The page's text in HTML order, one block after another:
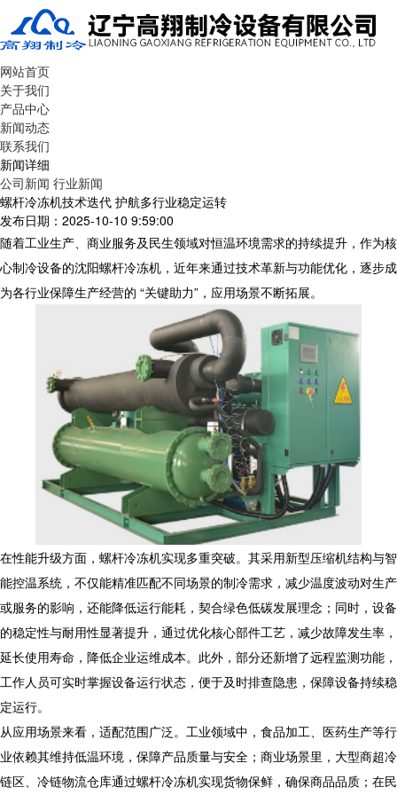
网站首页
关于我们
产品中心
新闻动态
联系我们
新闻详细
公司新闻 行业新闻
螺杆冷冻机技术迭代 护航多行业稳定运转
发布日期：2025-10-10 9:59:00
随着工业生产、商业服务及民生领域对恒温环境需求的持续提升，作为核
心制冷设备的沈阳螺杆冷冻机，近年来通过技术革新与功能优化，逐步成
为各行业保障生产经营的 “关键助力”，应用场景不断拓展。
在性能升级方面，螺杆冷冻机实现多重突破。其采用新型压缩机结构与智
能控温系统，不仅能精准匹配不同场景的制冷需求，减少温度波动对生产
或服务的影响，还能降低运行能耗，契合绿色低碳发展理念；同时，设备
的稳定性与耐用性显著提升，通过优化核心部件工艺，减少故障发生率，
延长使用寿命，降低企业运维成本。此外，部分还新增了远程监测功能，
工作人员可实时掌握设备运行状态，便于及时排查隐患，保障设备持续稳
定运行。
从应用场景来看，适配范围广泛。工业领域中，食品加工、医药生产等行
业依赖其维持低温环境，保障产品质量与安全；商业场景里，大型商超冷
链区、冷链物流仓库通过螺杆冷冻机实现货物保鲜，确保商品品质；在民